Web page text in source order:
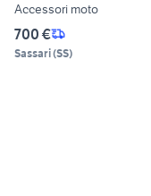
Accessori moto
700 €
Sassari(SS)